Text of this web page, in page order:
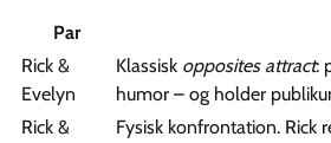
Par
Rick &
Evelyn
Klassisk opposites attract:
humor – og holder
Rick &
Fysisk konfrontation.